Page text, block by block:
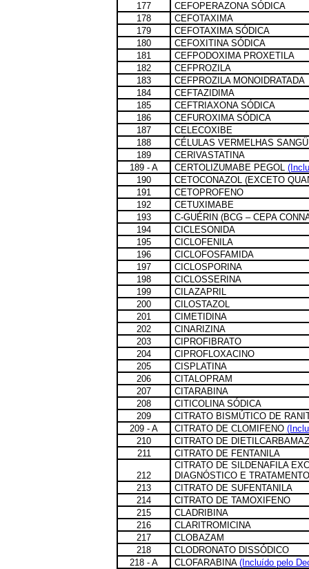
177
CEFOPERAZONA SÓDICA
178
CEFOTAXIMA
179
CEFOTAXIMA SÓDICA
180
CEFOXITINA SÓDICA
181
CEFPODOXIMA PROXETILA
182
CEFPROZILA
183
CEFPROZILA MONOIDRATADA
184
CEFTAZIDIMA
185
CEFTRIAXONA SÓDICA
186
CEFUROXIMA SÓDICA
187
CELECOXIBE
188
CÉLULAS VERMELHAS
189
CERIVASTATINA
189 - A
CERTOLIZUMABE PEGOL
190
CETOCONAZOL (EXCETO
191
CETOPROFENO
192
CETUXIMABE
193
C-GUÉRIN (BCG – CEPA
194
CICLESONIDA
195
CICLOFENILA
196
CICLOFOSFAMIDA
197
CICLOSPORINA
198
CICLOSSERINA
199
CILAZAPRIL
200
CILOSTAZOL
201
CIMETIDINA
202
CINARIZINA
203
CIPROFIBRATO
204
CIPROFLOXACINO
205
CISPLATINA
206
CITALOPRAM
207
CITARABINA
208
CITICOLINA SÓDICA
209
CITRATO BISMÚTICO DE
209 - A
CITRATO DE CLOMIFENO
210
CITRATO DE
211
CITRATO DE FENTANILA
212
CITRATO DE SILDENAFILA
DIAGNÓSTICO E
213
CITRATO DE SUFENTANILA
214
CITRATO DE TAMOXIFENO
215
CLADRIBINA
216
CLARITROMICINA
217
CLOBAZAM
218
CLODRONATO DISSÓDICO
218 - A
CLOFARABINA (Incluído pelo